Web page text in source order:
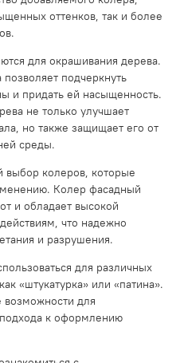
оттенков, так и более
для окрашивания дерева.
подчеркнуть
и придать ей насыщенность.
не только улучшает
но также защищает его от
среды.
выбор колеров, которые
Колер фасадный
и обладает высокой
что надежно
и разрушения.
для различных
«штукатурка» или «патина».
возможности для
к оформлению